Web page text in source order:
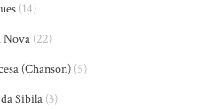
(14)
Nova (22)
(Chanson)(5)
Sibila(3)